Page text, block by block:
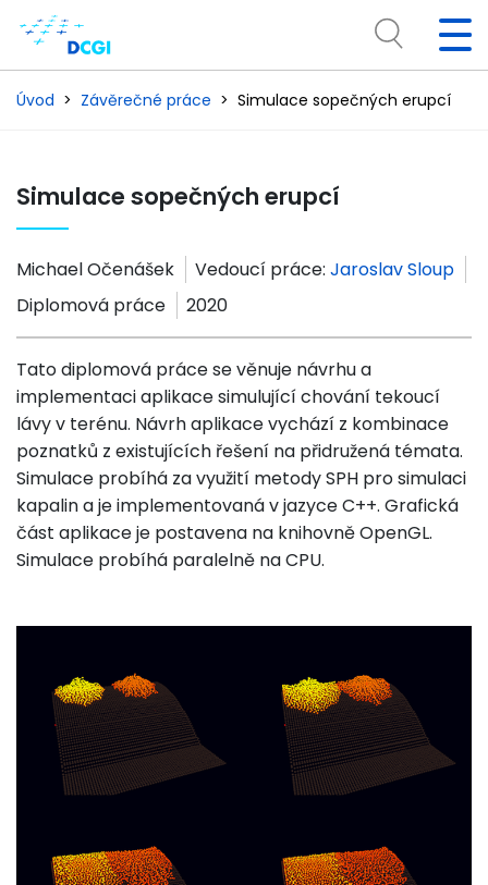
Úvod Závěrečné práce Simulace sopečných erupcí
Simulace sopečných erupcí
Michael Očenášek Vedoucí práce: Jaroslav Sloup
Diplomová práce
2020
Tato diplomová práce se věnuje návrhu a
implementaci aplikace simulující chování tekoucí
lávy v terénu. Návrh aplikace vychází z kombinace
poznatků z existujících řešení na přidružená témata.
Simulace probíhá za využití metody SPH pro simulaci
kapalin a je implementovaná v jazyce C++. Grafická
část aplikace je postavena na knihovně OpenGL.
Simulace probíhá paralelně na CPU.